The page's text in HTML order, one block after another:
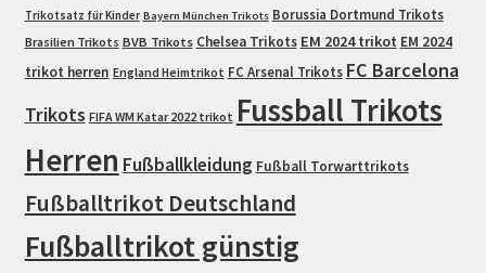
Trikotsatz für Kinder Bayern München Trikots Borussia Dortmund Trikots
Brasilien Trikots BVB Trikots Chelsea Trikots EM 2024 trikot EM 2024
trikot herren England Heimtrikot FC Arsenal Trikots FC Barcelona
Trikots FIFA WM Katar 2022 trikot Fussball Trikots
Herren Fußballkleidung Fußball Torwarttrikots
Fußballtrikot Deutschland
Fußballtrikot günstig